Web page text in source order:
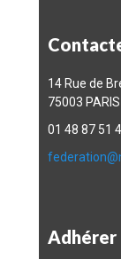
14 Rue de
75003 PARIS
01 48 87 51
Adhérer